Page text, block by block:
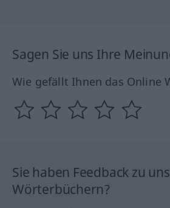
Sagen Sie uns Ihre
Wie gefällt Ihnen das Online
Sie haben Feedback zu
Wörterbüchern?